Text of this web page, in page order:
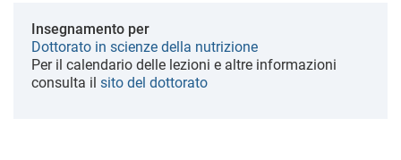
Insegnamento per
Dottorato in scienze della nutrizione
Per il calendario delle lezioni e altre informazioni
consulta il sito del dottorato